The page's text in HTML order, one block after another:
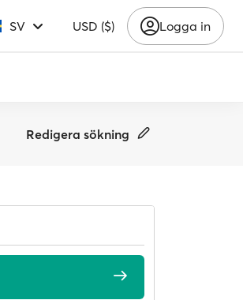
SV USD ($) Logga in
Redigera sökning